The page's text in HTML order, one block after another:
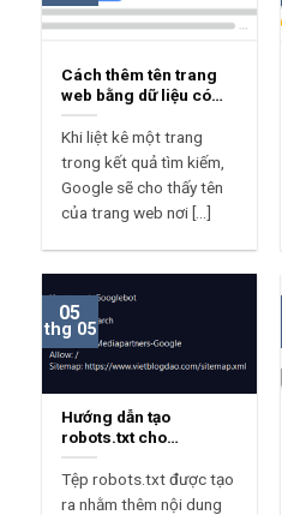
Cách thêm tên trang
web bằng dữ liệu có
cấu trúc Blogspot
Khi liệt kê một trang
trong kết quả tìm kiếm,
Google sẽ cho thấy tên
của trang web nơi [...]
Hướng dẫn tạo
robots.txt cho
Blogspot
Tệp robots.txt được tạo
ra nhằm thêm nội dung
05
thg 05